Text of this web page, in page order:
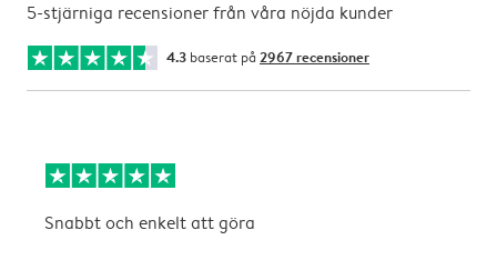
5-stjärniga recensioner från våra nöjda kunder
4.3 baserat på 2967 recensioner
Snabbt och enkelt att göra